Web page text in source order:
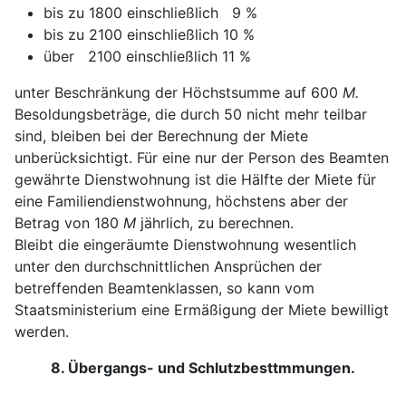
bis zu 1800 einschließlich 9 %
bis zu 2100 einschließlich 10 %
über 2100 einschließlich 11 %
unter Beschränkung der Höchstsumme auf 600 M.
Besoldungsbeträge, die durch 50 nicht mehr teilbar
sind, bleiben bei der Berechnung der Miete
unberücksichtigt. Für eine nur der Person des Beamten
gewährte Dienstwohnung ist die Hälfte der Miete für
eine Familiendienstwohnung, höchstens aber der
Betrag von 180 M jährlich, zu berechnen.
Bleibt die eingeräumte Dienstwohnung wesentlich
unter den durchschnittlichen Ansprüchen der
betreffenden Beamtenklassen, so kann vom
Staatsministerium eine Ermäßigung der Miete bewilligt
werden.
8. Übergangs- und Schlutzbesttmmungen.